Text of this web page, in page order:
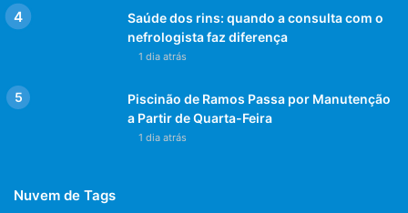
Saúde dos rins: quando a consulta com o
nefrologista faz diferença
1 dia atrás
Piscinão de Ramos Passa por Manutenção
a Partir de Quarta-Feira
1 dia atrás
Nuvem de Tags